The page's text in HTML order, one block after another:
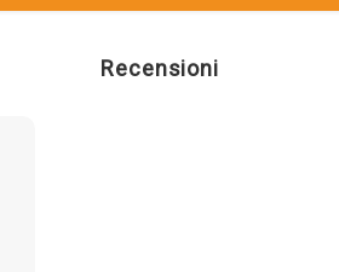
Recensioni